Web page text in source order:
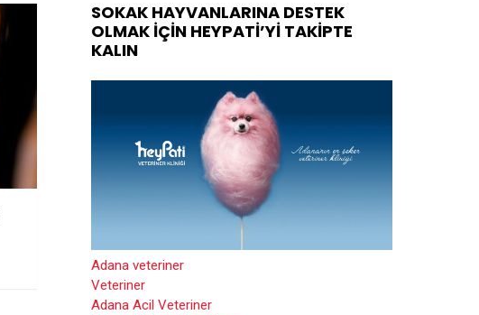
SOKAK HAYVANLARINA DESTEK
OLMAK İÇIN HEYPATİ’YI TAKIPTE
KALIN
Adana veteriner
Veteriner
Adana Acil Veteriner